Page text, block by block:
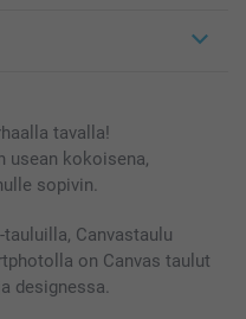
tavalla!
usean kokoisena,
sopivin.
Canvastaulu
on Canvas taulut
designessa.